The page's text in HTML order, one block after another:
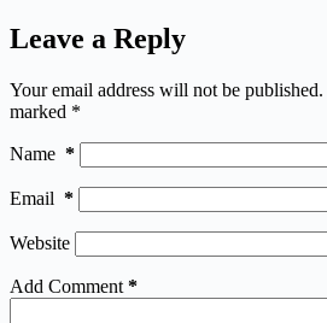
Leave a Reply
Your email address will not be published.
marked *
Name *
Email *
Website
Add Comment *